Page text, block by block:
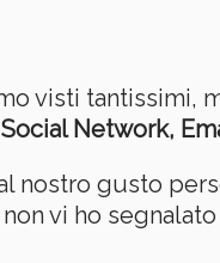
visti tantissimi,
Network,
nostro gusto
vi ho